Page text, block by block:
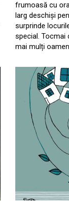
frumoasă cu
larg deschiși
surprinde
special. Tocmai
mai mulți